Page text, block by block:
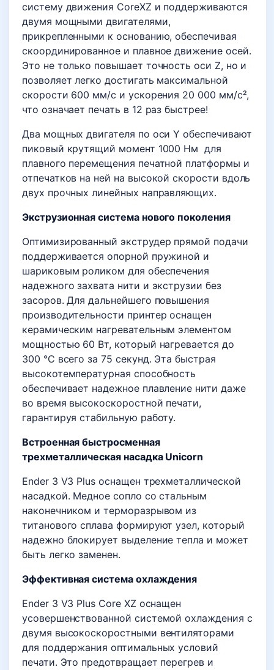
систему движения CoreXZ и поддерживаются
двумя мощными двигателями,
прикрепленными к основанию, обеспечивая
скоординированное и плавное движение осей.
Это не только повышает точность оси Z, но и
позволяет легко достигать максимальной
скорости 600 мм/с и ускорения 20 000 мм/с²,
что означает печать в 12 раз быстрее!
Два мощных двигателя по оси Y обеспечивают
пиковый крутящий момент 1000 Нм для
плавного перемещения печатной платформы и
отпечатков на ней на высокой скорости вдоль
двух прочных линейных направляющих.
Экструзионная система нового поколения
Оптимизированный экструдер прямой подачи
поддерживается опорной пружиной и
шариковым роликом для обеспечения
надежного захвата нити и экструзии без
засоров. Для дальнейшего повышения
производительности принтер оснащен
керамическим нагревательным элементом
мощностью 60 Вт, который нагревается до
300 °C всего за 75 секунд. Эта быстрая
высокотемпературная способность
обеспечивает надежное плавление нити даже
во время высокоскоростной печати,
гарантируя стабильную работу.
Встроенная быстросменная
трехметаллическая насадка Unicorn
Ender 3 V3 Plus оснащен трехметаллической
насадкой. Медное сопло со стальным
наконечником и терморазрывом из
титанового сплава формируют узел, который
надежно блокирует выделение тепла и может
быть легко заменен.
Эффективная система охлаждения
Ender 3 V3 Plus Core XZ оснащен
усовершенствованной системой охлаждения с
двумя высокоскоростными вентиляторами
для поддержания оптимальных условий
печати. Это предотвращает перегрев и